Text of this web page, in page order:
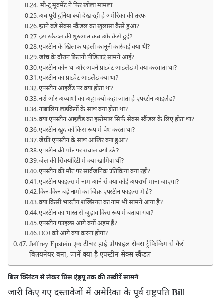
मी-टू मूवमेंट ने फिर खोला मामला
अब पूरी दुनिया क्यों देख रही है अमेरिका की तरफ
इतने बड़े सेक्स स्कैंडल का खुलासा कैसे हुआ?
इस स्कैंडल की शुरुआत कब और कैसे हुई?
एपस्टीन के खिलाफ पहली कानूनी कार्रवाई क्या थी?
जांच के दौरान कितनी पीड़िताएं सामने आईं?
एपस्टीन कौन था और अपने प्राइवेट आइलैंड में क्या करवाता था?
एपस्टीन का प्राइवेट आइलैंड क्या था?
एपस्टीन आइलैंड पर क्या होता था?
नशे और अय्याशी का अड्डा क्यों कहा जाता है एपस्टीन आइलैंड?
नाबालिग लड़कियों के साथ क्या होता था?
क्या एपस्टीन आइलैंड का इस्तेमाल सिर्फ सेक्स स्कैंडल के लिए होता था?
एपस्टीन खुद को किस रूप में पेश करता था?
जेफ्री एपस्टीन के साथ आखिर क्या हुआ?
एपस्टीन की मौत पर सवाल क्यों उठे?
जेल की सिक्योरिटी में क्या खामियां थीं?
एपस्टीन की मौत पर सार्वजनिक प्रतिक्रिया क्या रही?
एपस्टीन फाइल्स में नाम आने से क्या कोई अपराधी माना जाएगा?
किन-किन बड़े नामों का जिक्र एपस्टीन फाइल्स में है?
क्या किसी भारतीय शख्सियत का नाम भी सामने आया है?
एपस्टीन का भारत से जुड़ाव किस रूप में बताया गया?
एपस्टीन फाइल्स आगे क्यों अहम हैं?
DOJ को आगे क्या करना होगा?
Jeffrey Epstein एक टीचर हाई प्रोफाइल सेक्‍स ट्रैफ‍िकिंग से कैसे
बिलयनेयर बना, जानें क्‍या है एपस्‍टीन सेक्‍स स्‍कैंडल
बिल क्लिंटन से लेकर प्रिंस एंड्रयू तक की तस्वीरें सामने
जारी किए गए दस्तावेजों में अमेरिका के पूर्व राष्ट्रपतिBill